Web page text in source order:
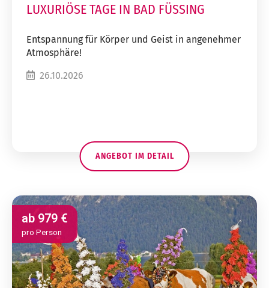
LUXURIÖSE TAGE IN BAD FÜSSING
Entspannung für Körper und Geist in angenehmer
Atmosphäre!
26.10.2026
ANGEBOT IM DETAIL
ab 979 €
pro Person